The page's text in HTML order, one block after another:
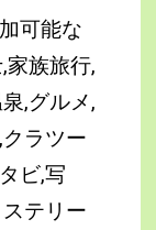
可能な
家族旅行,
,グルメ,
ラツー
ビ,写
テリー